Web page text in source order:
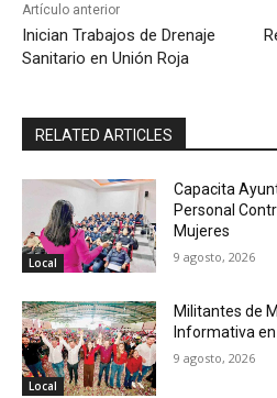
Artículo anterior
Inician Trabajos de Drenaje
Sanitario en Unión Roja
RELATED ARTICLES
Local
Capacita
Personal
Mujeres
9 agosto, 2026
Local
Militantes de
Informativa
9 agosto, 2026